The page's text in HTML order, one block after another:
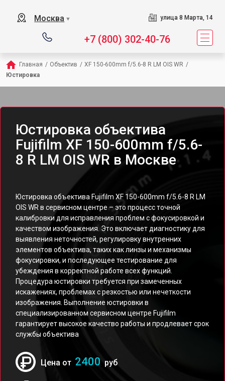
Москва ▼ улица 8 Марта, 14
+7 (800) 302-40-76
Главная / Объектив / XF 150-600mm f/5.6-8 R LM OIS WR /
Юстировка
Юстировка объектива
Fujifilm XF 150-600mm f/5.6-
8 R LM OIS WR в Москве
Юстировка объектива Fujifilm XF 150-600mm f/5.6-8 R LM
OIS WR в сервисном центре – это процесс точной
калибровки для исправления проблем с фокусировкой и
качеством изображения. Это включает диагностику для
выявления неточностей, регулировку внутренних
элементов объектива, таких как линзы и механизмы
фокусировки, и последующее тестирование для
убеждения в корректной работе всех функций.
Процедура юстировки требуется при замеченных
искажениях, проблемах с резкостью или нечеткости
изображения. Выполнение юстировки в
специализированном сервисном центре Fujifilm
гарантирует высокое качество работы и продлевает срок
службы объектива
Цена от 2400 руб